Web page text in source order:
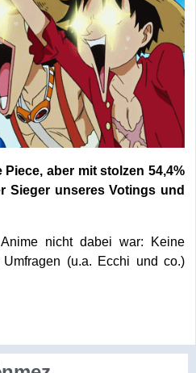
aber mit stolzen 54,4%
Sieger unseres Votings und
nicht dabei war: Keine
(u.a. Ecchi und co.)